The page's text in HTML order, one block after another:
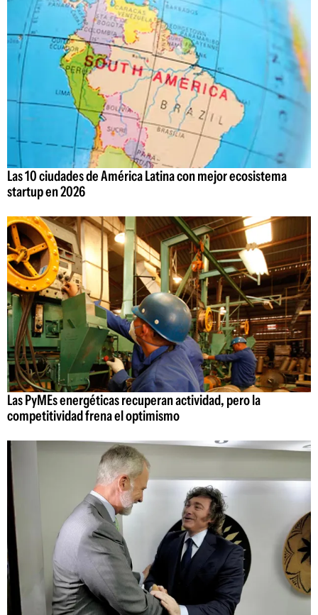
Las 10 ciudades de América Latina con mejor ecosistema
startup en 2026
Las PyMEs energéticas recuperan actividad, pero la
competitividad frena el optimismo